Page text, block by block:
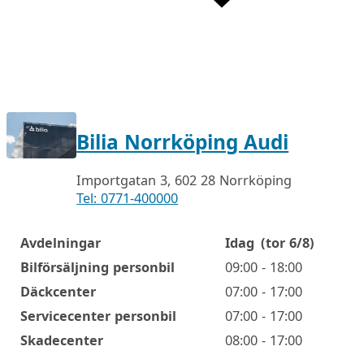
Bilia Norrköping Audi
Importgatan 3, 602 28 Norrköping
Tel: 0771-400000
Öppettider
Avdelningar Idag (tor 6/8)
Bilförsäljning personbil
09:00 - 18:00
Däckcenter
07:00 - 17:00
Servicecenter personbil
07:00 - 17:00
Skadecenter
08:00 - 17:00